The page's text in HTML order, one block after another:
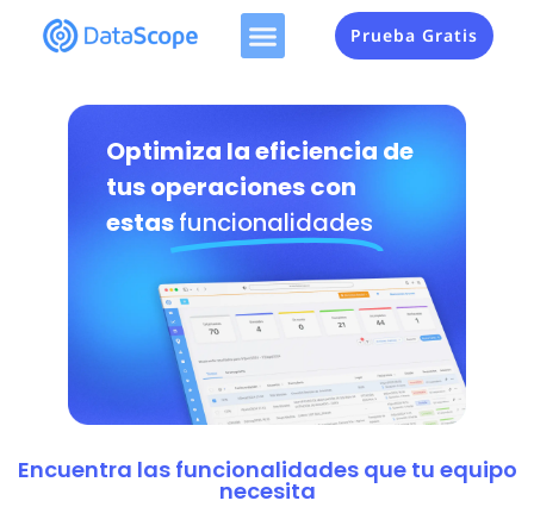
Prueba Gratis
Optimiza la eficiencia de
tus operaciones con
estasfuncionalidades
Encuentra las funcionalidades que tu equipo
necesita